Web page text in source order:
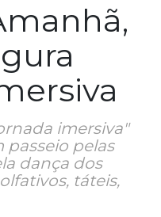
imersiva"
passeio pelas
dança dos
táteis,